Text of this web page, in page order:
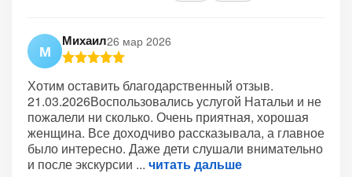
М
Михаил26 мар 2026
Хотим оставить благодарственный отзыв.
21.03.2026Воспользовались услугой Натальи и не
пожалели ни сколько. Очень приятная, хорошая
женщина. Все доходчиво рассказывала, а главное
было интересно. Даже дети слушали внимательно
и после экскурсии
читать дальше